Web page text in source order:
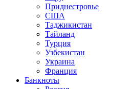
Приднестровье
США
Таджикистан
Тайланд
Турция
Узбекистан
Украина
Франция
Банкноты